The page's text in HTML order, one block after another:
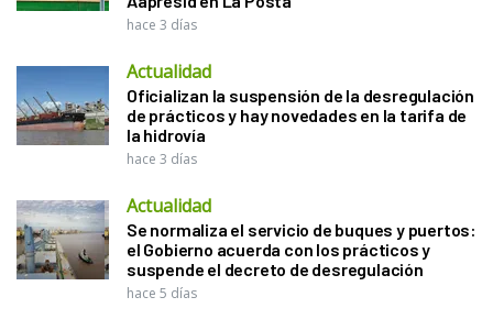
hace 3 días
Actualidad
Oficializan la suspensión de la desregulación
de prácticos y hay novedades en la tarifa de
la hidrovía
hace 3 días
Actualidad
Se normaliza el servicio de buques y puertos:
el Gobierno acuerda con los prácticos y
suspende el decreto de desregulación
hace 5 días